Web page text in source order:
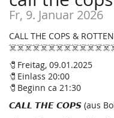
Fr, 9. Januar 2026
CALL THE COPS &
🧷Freitag, 09.01.2025
🧷Einlass 20:00
🧷Beginn ca 21:30
𝘾𝘼𝙇𝙇 𝙏𝙃𝙀 𝘾𝙊𝙋𝙎 (aus